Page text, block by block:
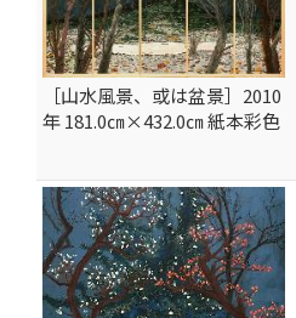
［山水風景、或は盆景］2010
年 181.0㎝×432.0㎝ 紙本彩色